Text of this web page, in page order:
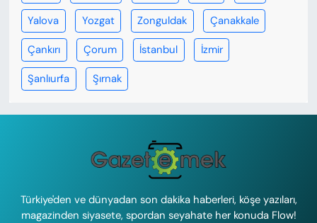
Yalova Yozgat Zonguldak Çanakkale
Çankırı Çorum İstanbul İzmir
Şanlıurfa Şırnak
Türkiye'den ve dünyadan son dakika haberleri, köşe yazıları,
magazinden siyasete, spordan seyahate her konuda Flow!